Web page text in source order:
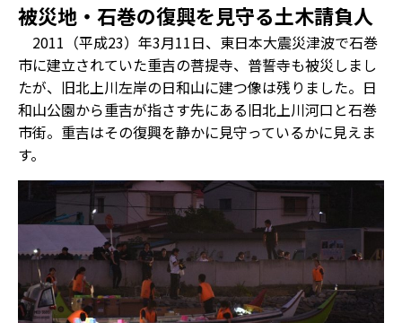
被災地・石巻の復興を見守る土木請負人
2011（平成23）年3月11日、東日本大震災津波で石巻
市に建立されていた重吉の菩提寺、普誓寺も被災しまし
たが、旧北上川左岸の日和山に建つ像は残りました。日
和山公園から重吉が指さす先にある旧北上川河口と石巻
市街。重吉はその復興を静かに見守っているかに見えま
す。